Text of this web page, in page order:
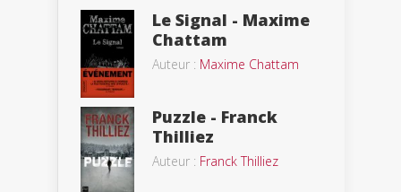
Le Signal - Maxime
Chattam
Auteur : Maxime Chattam
Puzzle - Franck
Thilliez
Auteur : Franck Thilliez